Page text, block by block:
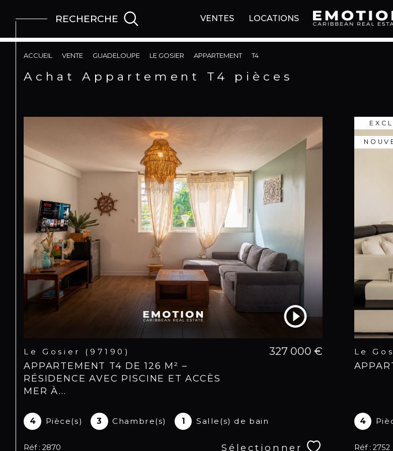
VENTES LOCATIONS
RECHERCHE
ACCUEIL VENTE GUADELOUPE LE GOSIER APPARTEMENT T4
Achat Appartement T4 pièces
Le Gosier (97190)
APPARTEMENT T4 DE 126 M² –
RÉSIDENCE AVEC PISCINE ET ACCÈS
MER À...
327 000 €
4 Pièce(s) 3 Chambre(s) 1 Salle(s) de bain
Réf : 2870 Sélectionner
Le
4
Réf : 2752